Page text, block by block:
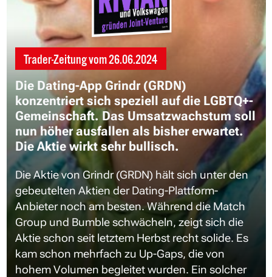
Trader-Zeitung vom26.06.2024
Die Dating-App Grindr (GRDN)
konzentriert sich speziell auf die LGBTQ+-
Gemeinschaft. Das Umsatzwachstum soll
nun höher ausfallen als bisher erwartet.
Die Aktie wirkt sehr bullisch.
Die Aktie von Grindr (GRDN) hält sich unter den
gebeutelten Aktien der Dating-Plattform-
Anbieter noch am besten. Während die Match
Group und Bumble schwächeln, zeigt sich die
Aktie schon seit letztem Herbst recht solide. Es
kam schon mehrfach zu Up-Gaps, die von
hohem Volumen begleitet wurden. Ein solcher